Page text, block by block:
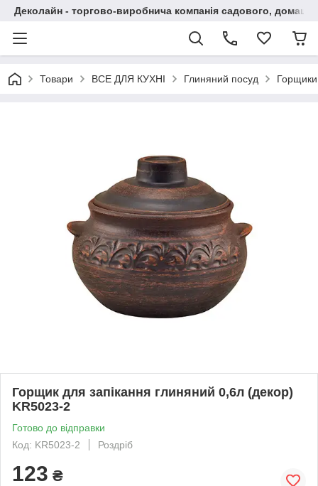
Деколайн - торгово-виробнича компанія садового,
Товари ВСЕ ДЛЯ КУХНІ Глиняний посуд Горщики
Горщик для запікання глиняний 0,6л (декор)
KR5023-2
Готово до відправки
Код: KR5023-2
Роздріб
123 ₴